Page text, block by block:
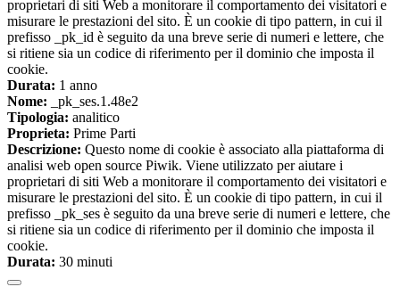
proprietari di siti Web a monitorare il comportamento dei visitatori e
misurare le prestazioni del sito. È un cookie di tipo pattern, in cui il
prefisso _pk_id è seguito da una breve serie di numeri e lettere, che
si ritiene sia un codice di riferimento per il dominio che imposta il
cookie.
Durata: 1 anno
Nome: _pk_ses.1.48e2
Tipologia: analitico
Proprieta: Prime Parti
Descrizione: Questo nome di cookie è associato alla piattaforma di
analisi web open source Piwik. Viene utilizzato per aiutare i
proprietari di siti Web a monitorare il comportamento dei visitatori e
misurare le prestazioni del sito. È un cookie di tipo pattern, in cui il
prefisso _pk_ses è seguito da una breve serie di numeri e lettere, che
si ritiene sia un codice di riferimento per il dominio che imposta il
cookie.
Durata: 30 minuti